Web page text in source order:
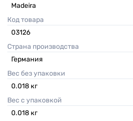
Madeira
Код товара
03126
Страна производства
Германия
Вес без упаковки
0.018 кг
Вес с упаковкой
0.018 кг